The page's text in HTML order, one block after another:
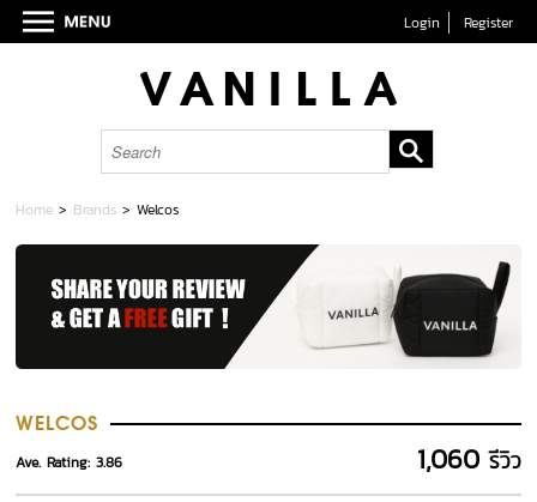
Login Register
Home > Brands >Welcos
WELCOS
1,060รีวิว
Ave. Rating: 3.86